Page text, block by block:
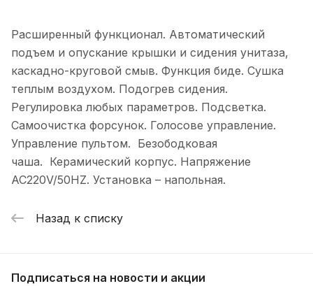
Расширенный функционал. Автоматический
подъем и опускание крышки и сидения унитаза,
каскадно-круговой смыв. Функция биде. Сушка
теплым воздухом. Подогрев сидения.
Регулировка любых параметров. Подсветка.
Самоочистка форсунок. Голосове управление.
Управление пультом. Безободковая
чаша. Керамический корпус. Напряжение
AC220V/50HZ. Установка – напольная.
Назад к списку
Подписаться на новости и акции